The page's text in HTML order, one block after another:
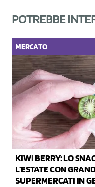
POTREBBE
MERCATO
KIWI BERRY: LO
L’ESTATE CON
SUPERMERCATI IN